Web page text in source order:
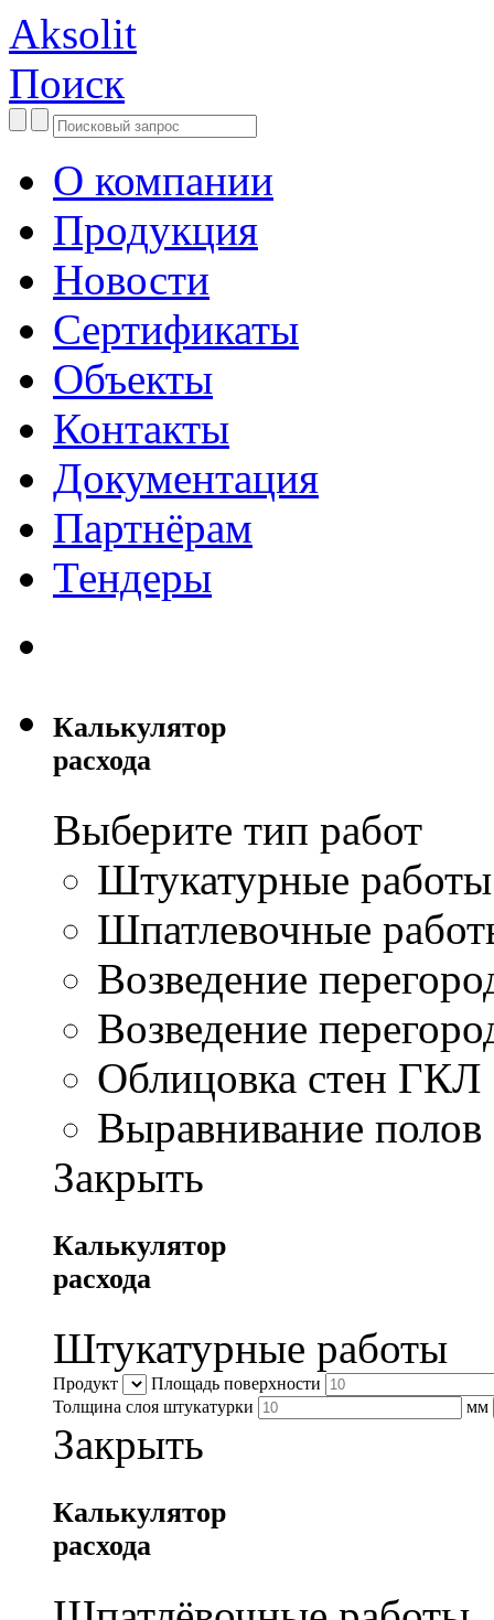
Aksolit
Поиск
О компании
Продукция
Новости
Сертификаты
Объекты
Контакты
Документация
Партнёрам
Тендеры
Калькулятор
расхода
Выберите тип работ
Штукатурные работы
Шпатлевочные
Возведение
Возведение
Облицовка стен ГКЛ
Выравнивание полов
Закрыть
Калькулятор
расхода
Штукатурные работы
Продукт
Площадь поверхности
Толщина слоя штукатурки
мм
Закрыть
Калькулятор
расхода